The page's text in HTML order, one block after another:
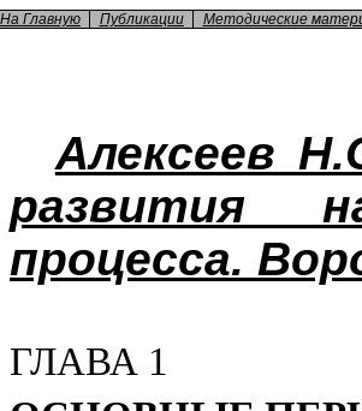
На Главную Публикации Методические
Алексеев
развития
процесса.
ГЛАВА 1